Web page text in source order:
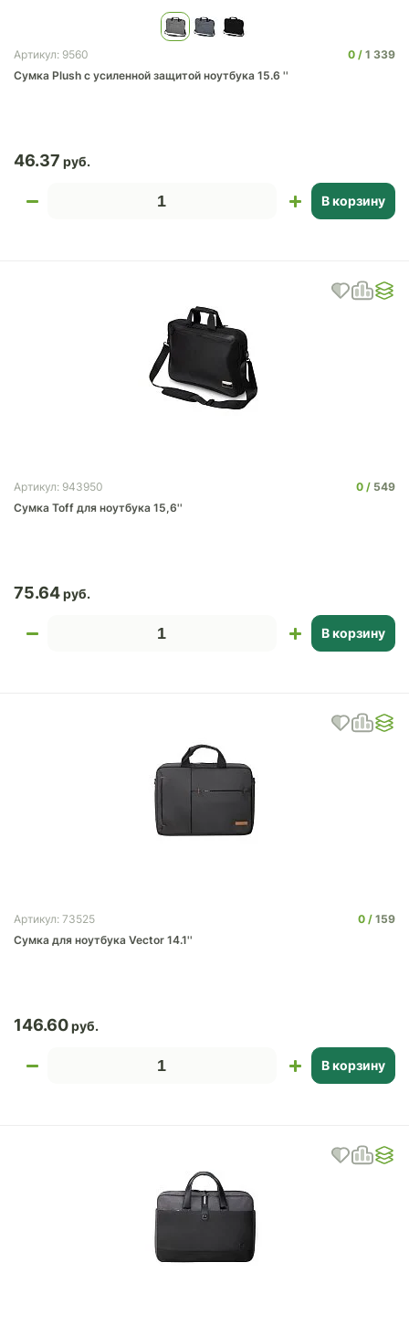
Артикул: 9560 0
1 339
Сумка Plush c усиленной защитой ноутбука 15.6 ''
46.37
В корзину
Артикул: 943950 0
549
Сумка Toff для ноутбука 15,6''
75.64
В корзину
Артикул: 73525 0
159
Сумка для ноутбука Vector 14.1''
146.60
В корзину